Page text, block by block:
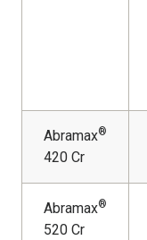
Abramax®
420 Cr
Abramax®
520 Cr